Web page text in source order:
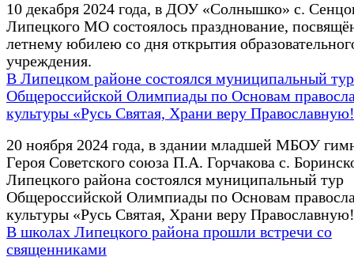
10 декабря 2024 года, в ДОУ «Солнышко» с.
Липецкого МО состоялось празднование,
летнему юбилею со дня открытия
учреждения.
В Липецком районе состоялся муниципальный тур
Общероссийской Олимпиады по Основам
культуры «Русь Святая, Храни веру
20 ноября 2024 года, в здании младшей МБОУ
Героя Советского союза П.А. Горчакова с.
Липецкого района состоялся муниципальный тур
Общероссийской Олимпиады по Основам
культуры «Русь Святая, Храни веру
В школах Липецкого района прошли встречи со
священниками